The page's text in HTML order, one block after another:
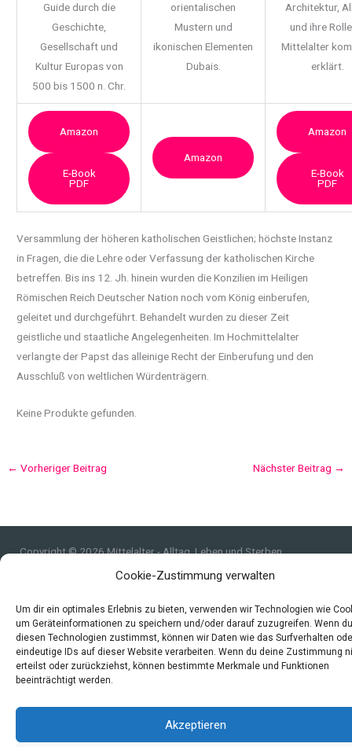
Cookie-Zustimmung verwalten
Um dir ein optimales Erlebnis zu bieten, verwenden wir Technologien wie
um Geräteinformationen zu speichern und/oder darauf zuzugreifen. Wenn du
diesen Technologien zustimmst, können wir Daten wie das Surfverhalten
eindeutige IDs auf dieser Website verarbeiten. Wenn du deine Zustimmung
erteilst oder zurückziehst, können bestimmte Merkmale und Funktionen
beeinträchtigt werden.
Akzeptieren
Guide durch die
Geschichte,
Gesellschaft und
Kultur Europas von
500 bis 1500 n. Chr.
orientalischen
Mustern und
ikonischen Elementen
Dubais.
Architektur,
und ihre
Mittelalter
erklärt.
Amazon
E-Book
PDF
Amazon
Amazon
E-Book
PDF
Versammlung der höheren katholischen Geistlichen; höchste Instanz
in Fragen, die die Lehre oder Verfassung der katholischen Kirche
betreffen.Bis ins 12. Jh. hinein wurden die Konzilien im Heiligen
Römischen Reich Deutscher Nation noch vom König einberufen,
geleitet und durchgeführt. Behandelt wurden zu dieser Zeit
geistliche und staatliche Angelegenheiten. Im Hochmittelalter
verlangte der Papst das alleinige Recht der Einberufung und den
Ausschluß von weltlichen Würdenträgern.
Keine Produkte gefunden.
← Vorheriger Beitrag Nächster Beitrag →
Copyright © 2026 Mittelalter - Alltag, Leben und Sterben
Impressum
Quellen
Index